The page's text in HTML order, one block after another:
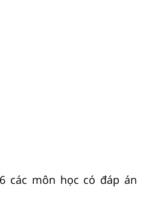
các môn học có đáp án